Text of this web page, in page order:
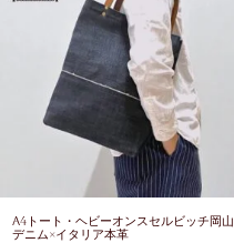
A4トート・ヘビーオンスセルビッチ岡山
デニム×イタリア本革